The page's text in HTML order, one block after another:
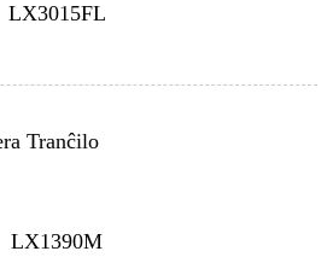
LX3015FL
Tranĉilo
LX1390M